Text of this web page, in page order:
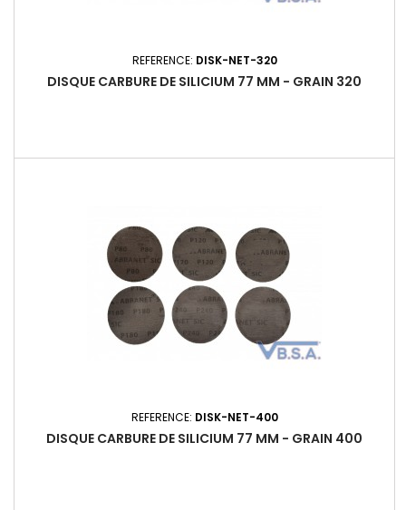
REFERENCE: DISK-NET-320
DISQUE CARBURE DE SILICIUM 77 MM - GRAIN 320
REFERENCE: DISK-NET-400
DISQUE CARBURE DE SILICIUM 77 MM - GRAIN 400